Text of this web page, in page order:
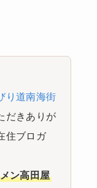
り道南海街
だきありが
住ブロガ
ン高田屋